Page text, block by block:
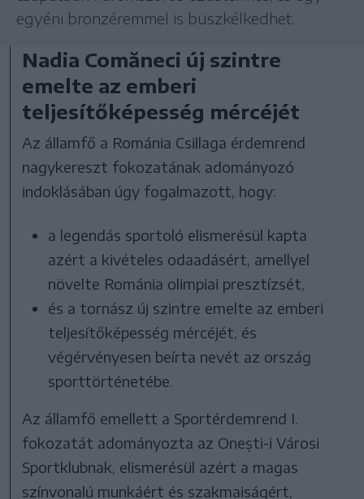
egyéni bronzéremmel is büszkélkedhet.
Nadia Comăneci új szintre
emelte az emberi
teljesítőképesség mércéjét
Az államfő a Románia Csillaga érdemrend
nagykereszt fokozatának adományozó
indoklásában úgy fogalmazott, hogy:
a legendás sportoló elismerésül kapta
azért a kivételes odaadásért, amellyel
növelte Románia olimpiai presztízsét,
és a tornász új szintre emelte az emberi
teljesítőképesség mércéjét, és
végérvényesen beírta nevét az ország
sporttörténetébe.
Az államfő emellett a Sportérdemrend I.
fokozatát adományozta az Onești-i Városi
Sportklubnak, elismerésül azért a magas
színvonalú munkáért és szakmaiságért,